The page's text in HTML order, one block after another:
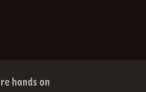
hands on